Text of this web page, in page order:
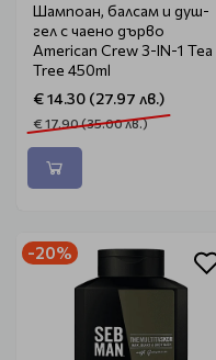
Шампоан, балсам и душ-
гел с чаено дърво
American Crew 3-IN-1 Tea
Tree 450ml
€ 14.30 (27.97 лв.)
€ 17.90 (35.00 лв.)
-20%